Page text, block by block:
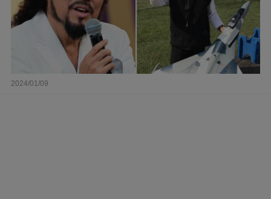
2024/01/09